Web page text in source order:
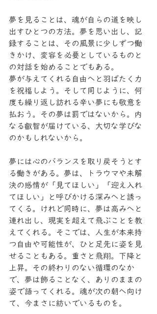
夢を見ることは、魂が自らの道を映し
出すひとつの方法。夢を思い出し、記
録することは、その風景に少しずつ働
きかけ、変容を必要としているものと
の対話を始めることでもある。
夢が与えてくれる自由へと羽ばたく力
を祝福しよう。そして同じように、何
度も繰り返し訪れる辛い夢にも敬意を
払おう。その夢は罰ではないから。内
なる叡智が届けている、大切な学びな
のかもしれないから。
夢には心のバランスを取り戻そうとす
る働きがある。夢は、トラウマや未解
決の感情が「見てほしい」「迎え入れ
てほしい」と呼びかける深みへと誘っ
てくる。けれど同時に、夢は高みへと
連れ出し、現実を超えて飛ぶことを教
えてくれる。そこでは、人生が本来持
つ自由や可能性が、ひと足先に姿を見
せることもある。重さと飛翔。下降と
上昇。その終わりのない循環のなか
で、夢は飾ることなく、ありのままの
姿で語ってくれる。魂が次の朝へ向け
て、今まさに紡いでいるものを。